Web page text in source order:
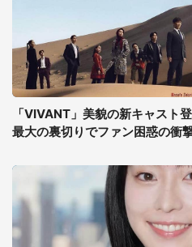
「VIVANT」美貌の新キャスト
最大の裏切りでファン困惑の衝